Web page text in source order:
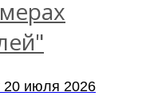
20 июля 2026